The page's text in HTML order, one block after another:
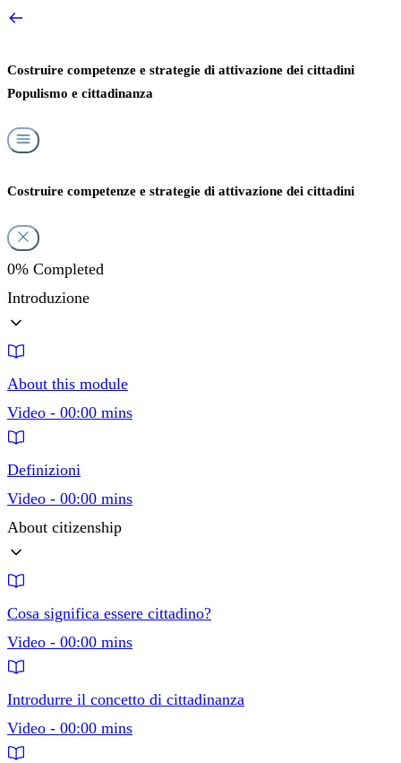
Costruire competenze e strategie di attivazione dei cittadini
Populismo e cittadinanza
Costruire competenze e strategie di attivazione dei cittadini
0% Completed
Introduzione
About this module
Video - 00:00 mins
Definizioni
Video - 00:00 mins
About citizenship
Cosa significa essere cittadino?
Video - 00:00 mins
Introdurre il concetto di cittadinanza
Video - 00:00 mins